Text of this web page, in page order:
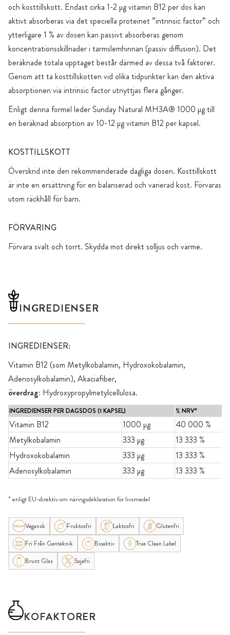
och kosttillskott. Endast cirka 1-2 µg vitamin B12 per dos kan
aktivt absorberas via det speciella proteinet ”intrinsic factor” och
ytterligare 1 % av dosen kan passivt absorberas genom
koncentrationsskillnader i tarmslemhinnan (passiv diffusion). Det
beräknade totala upptaget består därmed av dessa två faktorer.
Genom att ta kosttillskotten vid olika tidpunkter kan den aktiva
absorptionen via intrinsic factor utnyttjas flera gånger.
Enligt denna formel leder Sunday Natural MH3A® 1000 µg till
en beräknad absorption av 10-12 µg vitamin B12 per kapsel.
KOSTTILLSKOTT
Överskrid inte den rekommenderade dagliga dosen. Kosttillskott
är inte en ersättning för en balanserad och varierad kost. Förvaras
utom räckhåll för barn.
FÖRVARING
Förvara svalt och torrt. Skydda mot direkt solljus och värme.
INGREDIENSER
INGREDIENSER:
Vitamin B12 (som Metylkobalamin, Hydroxokobalamin,
Adenosylkobalamin), Akaciafiber,
överdrag: Hydroxypropylmetylcellulosa.
INGREDIENSER PER DAGSDOS (1 KAPSEL) % NRV*
Vitamin B12 1000 µg
40 000 %
Metylkobalamin
333 µg
13 333 %
Hydroxokobalamin
333 µg
13 333 %
Adenosylkobalamin
333 µg 13 333 %
* enligt EU-direktiv om näringsdeklaration för livsmedel
Vegansk Fruktosfri Laktosfri
Glutenfri
Fri Från Genteknik
Bioaktiv
True Clean Label
Brunt Glas
Sojafri
KOFAKTORER